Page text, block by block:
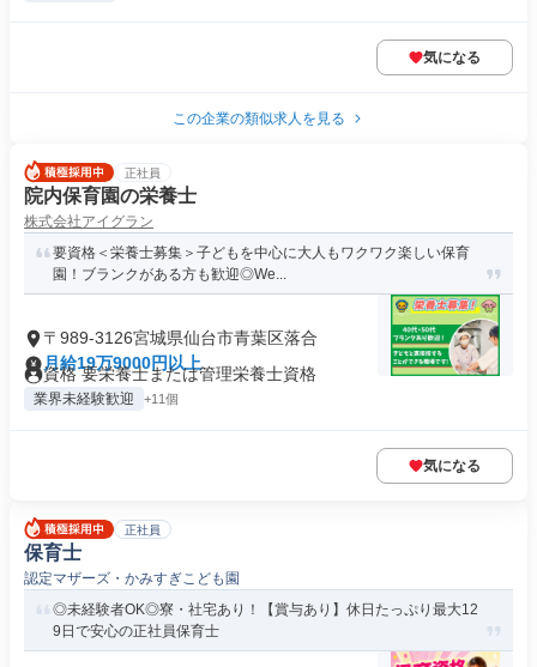
気になる
この企業の類似求人を見る
正社員
院内保育園の栄養士
株式会社アイグラン
要資格＜栄養士募集＞子どもを中心に大人もワクワク楽しい保育
園！ブランクがある方も歓迎◎We...
〒989-3126宮城県仙台市青葉区落合
月給19万9000円以上
資格 要栄養士または管理栄養士資格
業界未経験歓迎 +11個
気になる
正社員
保育士
認定マザーズ・かみすぎこども園
◎未経験者OK◎寮・社宅あり！【賞与あり】休日たっぷり最大12
9日で安心の正社員保育士